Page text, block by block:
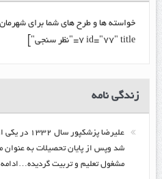
7 id="77" title="نظر سنجی"]
زندگي نامه
عليرضا
شد وپس از پایان تحصیلات به
مشغول تعلیم و تربیت